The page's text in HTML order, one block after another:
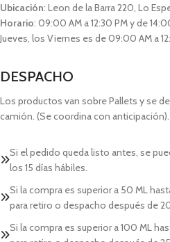
Ubicación: Leon de la Barra 220, Lo
Horario: 09:00 AM a 12:30 PM y de
Jueves, los Viernes es de 09:00 AM a
DESPACHO
Los productos van sobre Pallets y se
camión. (Se coordina con anticipación).
Si el pedido queda listo antes, se
los 15 días hábiles.
Si la compra es superior a 50 ML
para retiro o despacho después de
Si la compra es superior a 100 ML